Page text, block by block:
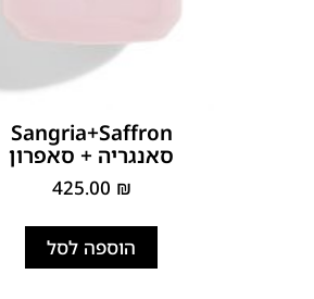
Sangria+Saffron
סאנגריה + סאפרון
425.00 ₪
הוספה לסל